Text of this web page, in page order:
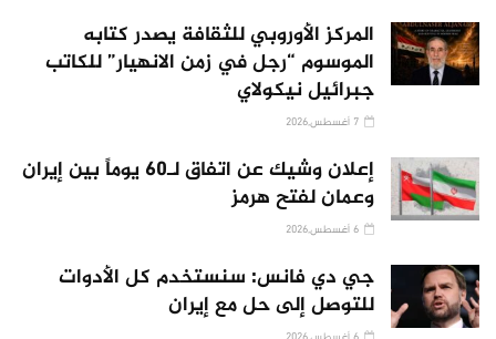
المركز الأوروبي للثقافة يصدر كتابه
الموسوم “رجل في زمن الانهيار” للكاتب
جبرائيل نيكولاي
إعلان وشيك عن اتفاق لـ60 يوماً بين إيران
وعمان لفتح هرمز
جي دي فانس: سنستخدم كل الأدوات
للتوصل إلى حل مع إيران